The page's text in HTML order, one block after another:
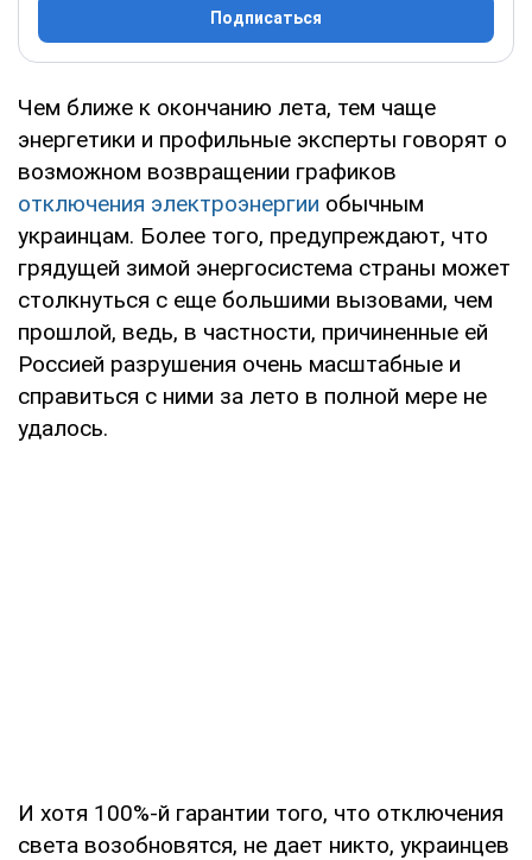
Подписаться
Чем ближе к окончанию лета, тем чаще
энергетики и профильные эксперты говорят о
возможном возвращении графиков
отключения электроэнергии обычным
украинцам. Более того, предупреждают, что
грядущей зимой энергосистема страны может
столкнуться с еще большими вызовами, чем
прошлой, ведь, в частности, причиненные ей
Россией разрушения очень масштабные и
справиться с ними за лето в полной мере не
удалось.
И хотя 100%-й гарантии того, что отключения
света возобновятся, не дает никто, украинцев